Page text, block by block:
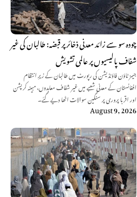
چودہ سو سے زائد معدنی ذخائر پر قبضہ: طالبان کی غیر
شفاف پالیسیوں پر عالمی تشویش
جیمز ٹاؤن فاؤنڈیشن کی رپورٹ میں طالبان کے زیرِ انتظام
افغانستان کے معدنی شعبے میں غیر شفاف معاہدوں، مبینہ کرپشن
اور اقربا پروری پر سنگین سوالات اٹھا دیے گئے۔
August 9, 2026